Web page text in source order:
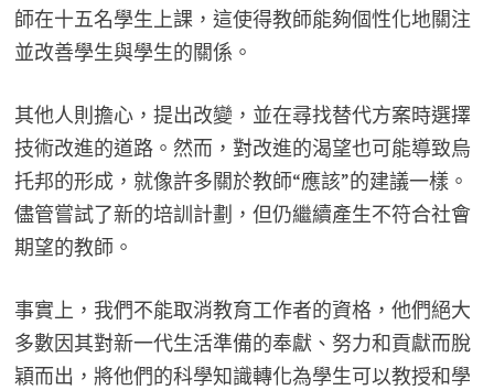
師在十五名學生上課，這使得教師能夠個性化地關注
並改善學生與學生的關係。
其他人則擔心，提出改變，並在尋找替代方案時選擇
技術改進的道路。然而，對改進的渴望也可能導致烏
托邦的形成，就像許多關於教師“應該”的建議一樣。
儘管嘗試了新的培訓計劃，但仍繼續產生不符合社會
期望的教師。
事實上，我們不能取消教育工作者的資格，他們絕大
多數因其對新一代生活準備的奉獻、努力和貢獻而脫
穎而出，將他們的科學知識轉化為學生可以教授和學